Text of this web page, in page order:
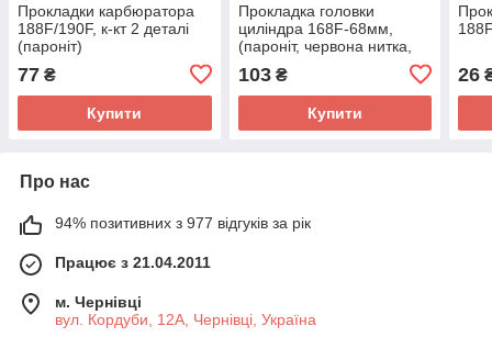
Прокладки карбюратора
188F/190F, к-кт 2 деталі
(пароніт)
77 ₴
Купити
Прокладка головки
циліндра 168F-68мм,
(пароніт, червона нитка,
103₴
Купити
26
Про нас
94% позитивних з 977 відгуків за рік
Працює з 21.04.2011
м. Чернівці
вул. Кордуби, 12А, Чернівці, Україна